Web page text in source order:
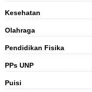
Kesehatan
Olahraga
Pendidikan Fisika
PPs UNP
Puisi